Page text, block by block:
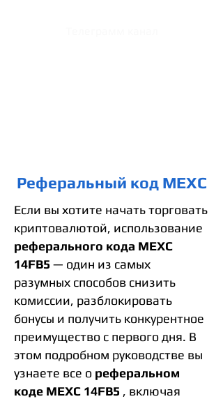
Реферальный код MEXC
Если вы хотите начать торговать
криптовалютой, использование
реферального кода MEXC
14FB5 — один из самых
разумных способов снизить
комиссии, разблокировать
бонусы и получить конкурентное
преимущество с первого дня. В
этом подробном руководстве вы
узнаете все о реферальном
коде MEXC 14FB5 , включая